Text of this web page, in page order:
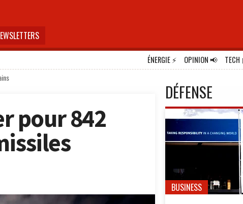
ÉNERGIE⚡ OPINION📢 TECH
pour 842
DÉFENSE
BUSINESS